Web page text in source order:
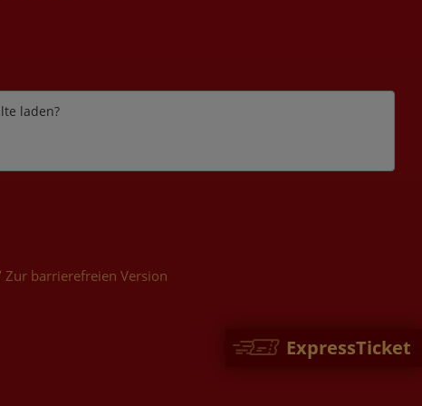
ExpressTicket
laden?
Zur barrierefreien Version